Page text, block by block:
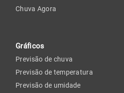
Chuva Agora
Gráficos
Previsão de chuva
Previsão de temperatura
Previsão de umidade